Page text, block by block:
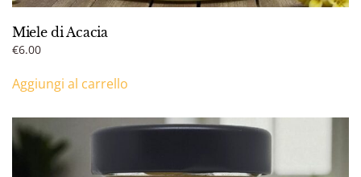
Miele di Acacia
€6.00
Aggiungi al carrello